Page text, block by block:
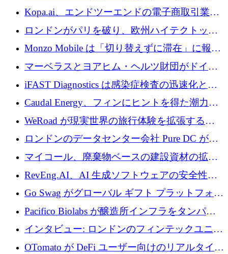
トラクチャ システムの拡張に 5,000 万ドルを
確保
Kopa.ai、エンドツーエンドの電子商取引業務
用の AI エージェントを構築するために 200
万ユーロを調達
ロンドンがパリを破り、欧州ハイテクトップ
の座を奪還
Monzo Mobile は「切り替えずに滞在」に報酬
を与える
マーベラスとヨアヒム・ヘルツ財団がドイツ
の商業化ギャップを埋めるために2,000万ユー
ロのディープテック基金を立ち上げる
iFAST Diagnostics は感染症検査の迅速化と抗
菌薬耐性への取り組みに 500 万ポンドを寄付
Caudal Energy、フィンにヒントを得た潮力発
電技術の規模拡大に向けて 430 万ポンドを調
WeRoad が現実世界の旅行体験を拡張するた
めに 5,800 万ドルを獲得
ロンドンのデータセンター会社 Pure DC が欧
州と中東の拡張に 27 億ドルを確保
マイコール、廃棄物ベースの建設資材の拡大
に400万ポンドを投資
RevEng.AI、AI 生成ソフトウェアの安全性を
確保するために 1,500 万ドルを調達
Go Swag がグローバル ギフト プラットフォー
ムを拡大するために 500 万ドルを調達
Pacifico Biolabs が醸造所インフラをタンパク
質生産に転換するために 700 万ユーロを調達
インタビュー: ロンドンのフィンテックユニコ
ーン Tide の CEO、オリバー・プリル氏
OTomato が DeFi ユーザー向けのリアルタイム